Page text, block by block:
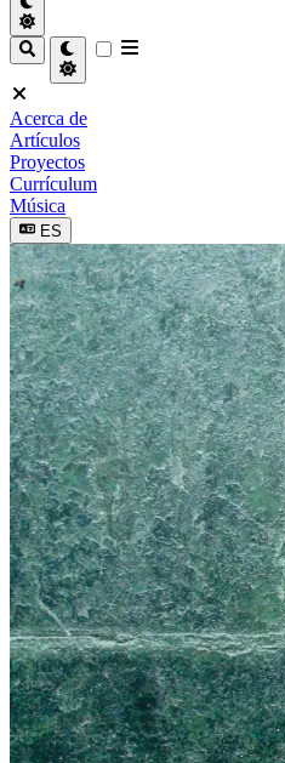
Acerca de
Artículos
Proyectos
Currículum
Música
ES